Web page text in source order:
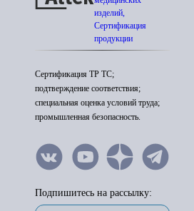
изделий,
Сертификация
продукции
Сертификация ТР ТС;
подтверждение соответствия;
специальная оценка условий труда;
промышленная безопасность.
Подпишитесь на рассылку: